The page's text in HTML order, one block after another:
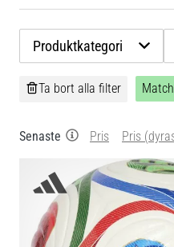
Produktkategori
Ta bort alla filter Match
Senaste Pris Pris